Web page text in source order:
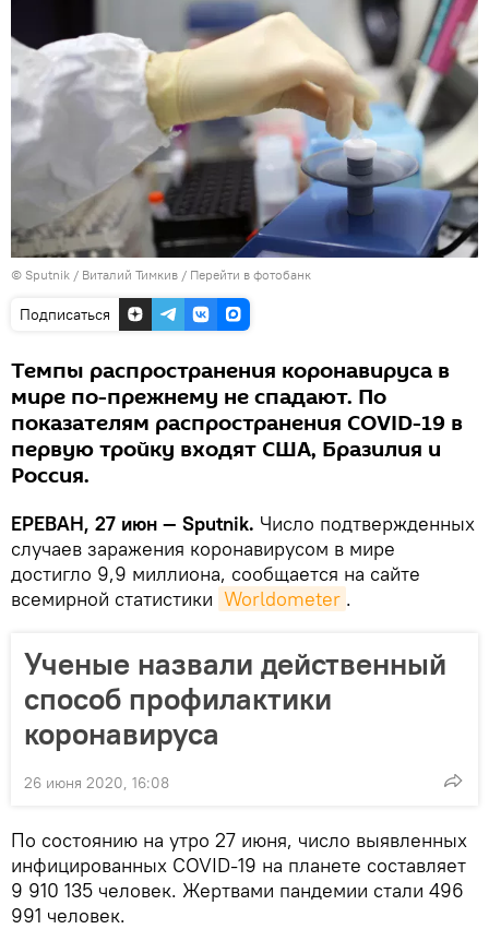
© Sputnik / Виталий Тимкив / Перейти в фотобанк
Подписаться
Темпы распространения коронавируса в
мире по-прежнему не спадают. По
показателям распространения COVID-19 в
первую тройку входят США, Бразилия и
Россия.
ЕРЕВАН, 27 июн — Sputnik. Число подтвержденных
случаев заражения коронавирусом в мире
достигло 9,9 миллиона, сообщается на сайте
всемирной статистики Worldometer .
Ученые назвали действенный
способ профилактики
коронавируса
26 июня 2020, 16:08
По состоянию на утро 27 июня, число выявленных
инфицированных COVID-19 на планете составляет
9 910 135 человек. Жертвами пандемии стали 496
991 человек.